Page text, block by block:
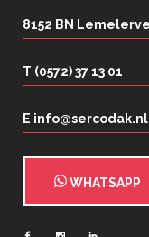
8152 BN
T (0572) 37 13 01
E info@sercodak.nl
WHATSAPP